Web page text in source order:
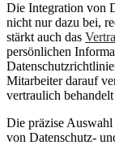
Die Integration von
nicht nur dazu bei,
stärkt auch das
persönlichen
Mitarbeiter darauf
vertraulich
Die präzise
von Datenschutz-